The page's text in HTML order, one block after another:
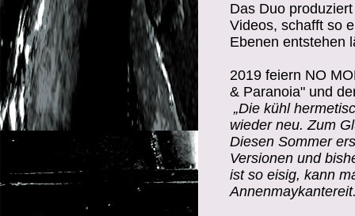
Das Duo
Videos, schafft so
Ebenen entstehen
2019 feiern NO
& Paranoia" und
„Die kühl
wieder neu. Zum
Diesen Sommer
Versionen und
ist so eisig, kann